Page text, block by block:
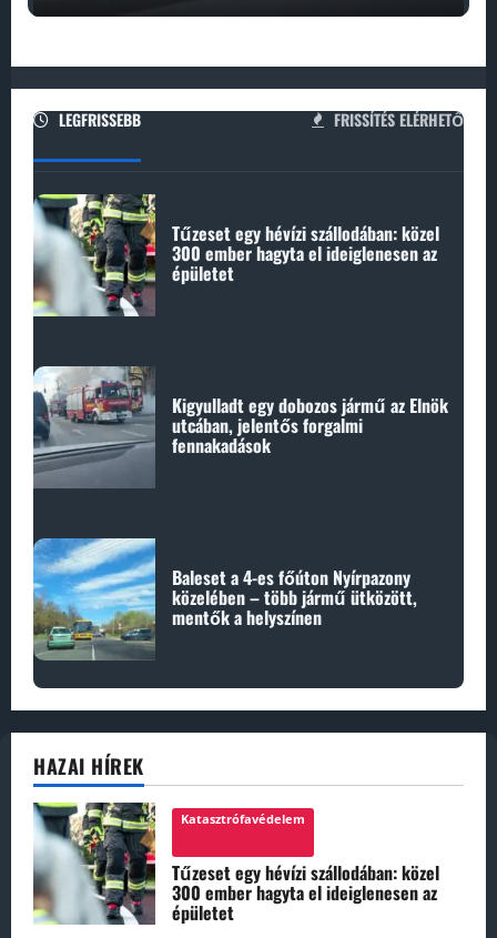
LEGFRISSEBB FRISSÍTÉS ELÉRHETŐ
Tűzeset egy hévízi szállodában: közel
300 ember hagyta el ideiglenesen az
épületet
Kigyulladt egy dobozos jármű az Elnök
utcában, jelentős forgalmi
fennakadások
Baleset a 4-es főúton Nyírpazony
közelében – több jármű ütközött,
mentők a helyszínen
HAZAI HÍREK
Katasztrófavédelem
Tűzeset egy hévízi szállodában: közel
300 ember hagyta el ideiglenesen az
épületet